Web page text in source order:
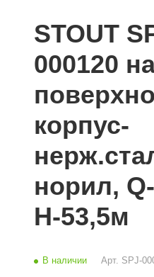
STOUT
000120
корпус-
норил,
H-53,5м
В наличии Арт. SPJ-